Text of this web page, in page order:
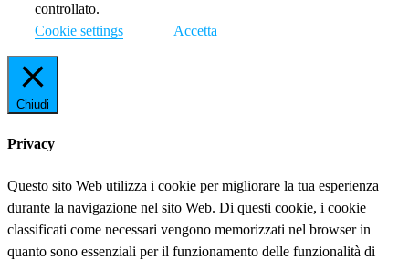
controllato.
Cookie settings
Accetta
Chiudi
Privacy
Questo sito Web utilizza i cookie per migliorare la tua esperienza
durante la navigazione nel sito Web. Di questi cookie, i cookie
classificati come necessari vengono memorizzati nel browser in
quanto sono essenziali per il funzionamento delle funzionalità di